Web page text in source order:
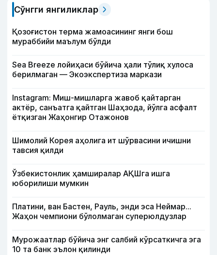
Сўнгги янгиликлар
Қозоғистон терма жамоасининг янги бош
мураббийи маълум бўлди
Sea Breeze лойиҳаси бўйича ҳали тўлиқ хулоса
берилмаган — Экоэкспертиза маркази
Instagram: Миш-мишларга жавоб қайтарган
актёр, санъатга қайтган Шаҳзода, йўлга асфалт
ётқизган Жаҳонгир Отажонов
Шимолий Корея аҳолига ит шўрвасини ичишни
тавсия қилди
Ўзбекистонлик ҳамширалар АҚШга ишга
юборилиши мумкин
Платини, ван Бастен, Рауль, энди эса Неймар...
Жаҳон чемпиони бўлолмаган суперюлдузлар
Мурожаатлар бўйича энг салбий кўрсаткичга эга
10 та банк эълон қилинди